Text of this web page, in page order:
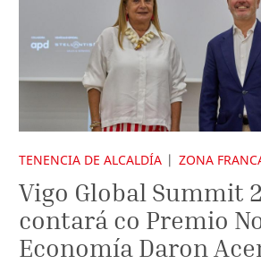
TENENCIA DE ALCALDÍA ZONA
Vigo Global Summit
contará co Premio
Economía Daron